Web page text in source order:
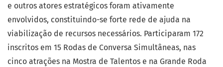
e outros atores estratégicos foram ativamente
envolvidos, constituindo-se forte rede de ajuda na
viabilização de recursos necessários. Participaram 172
inscritos em 15 Rodas de Conversa Simultâneas, nas
cinco atrações na Mostra de Talentos e na Grande Roda